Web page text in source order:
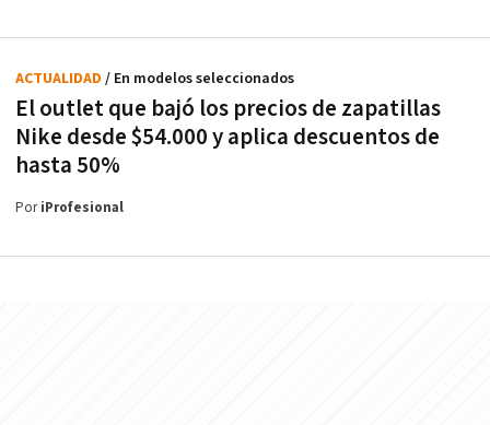
El outlet que bajó los precios de zapatillas
Nike desde $54.000 y aplica descuentos de
hasta 50%
ACTUALIDAD / En modelos seleccionados
PoriProfesional